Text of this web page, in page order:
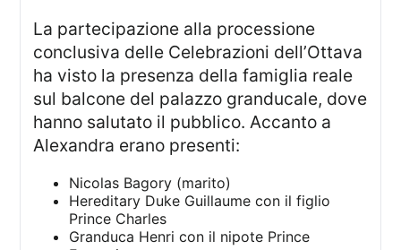
La partecipazione alla processione
conclusiva delle Celebrazioni dell’Ottava
ha visto la presenza della famiglia reale
sul balcone del palazzo granducale, dove
hanno salutato il pubblico. Accanto a
Alexandra erano presenti:
Nicolas Bagory (marito)
Hereditary Duke Guillaume con il figlio
Prince Charles
Granduca Henri con il nipote Prince